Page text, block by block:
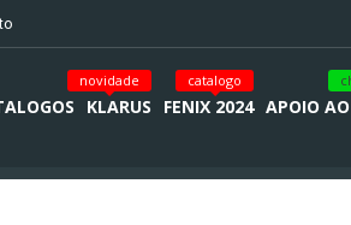
KLARUS
novidade
FENIX 2024
catalogo
APOIO